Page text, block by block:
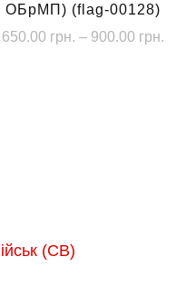
ОБрМП) (flag-00128)
650.00 грн. – 900.00 грн.
(СВ)